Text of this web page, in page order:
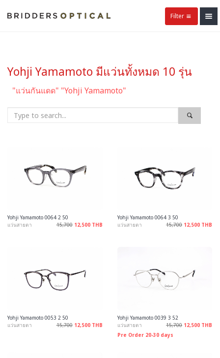
Filter
Yohji Yamamoto มีแว่นทั้งหมด 10 รุ่น
"แว่นกันแดด" "Yohji Yamamoto"
Yohji Yamamoto 0064 2 50
แว่นสายตา
15,700 12,500 THB
Yohji Yamamoto 0064 3 50
แว่นสายตา
15,700 12,500 THB
Yohji Yamamoto 0053 2 50
แว่นสายตา
15,700 12,500 THB
Yohji Yamamoto 0039 3 52
แว่นสายตา
15,700 12,500 THB
Pre Order 20-30 days